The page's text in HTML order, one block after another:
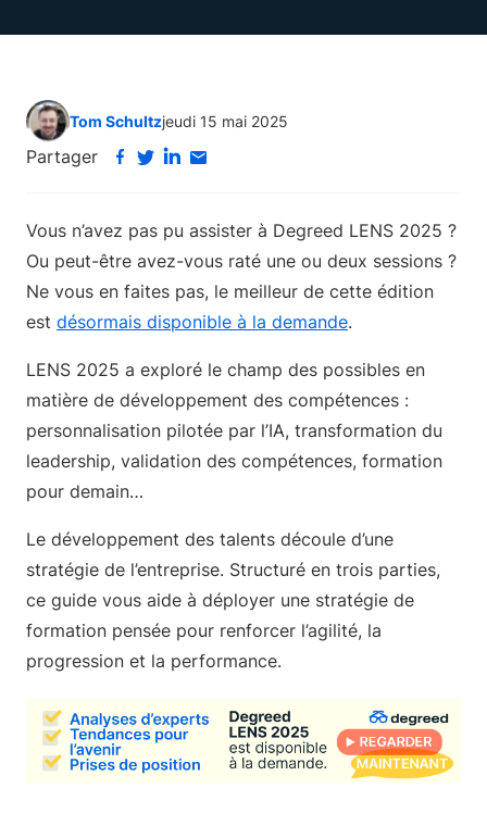
Tom Schultzjeudi 15 mai 2025
Partager
Vous n’avez pas pu assister à Degreed LENS 2025 ?
Ou peut-être avez-vous raté une ou deux sessions ?
Ne vous en faites pas, le meilleur de cette édition
est désormais disponible à la demande.
LENS 2025 a exploré le champ des possibles en
matière de développement des compétences :
personnalisation pilotée par l’IA, transformation du
leadership, validation des compétences, formation
pour demain…
Le développement des talents découle d’une
stratégie de l’entreprise. Structuré en trois parties,
ce guide vous aide à déployer une stratégie de
formation pensée pour renforcer l’agilité, la
progression et la performance.